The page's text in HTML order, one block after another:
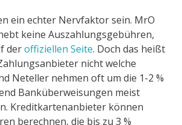
ein echter Nervfaktor sein. MrO
keine Auszahlungsgebühren,
deroffiziellen Seite. Doch das heißt
nicht welche
Neteller nehmen oft um die 1-2 %
Banküberweisungen meist
Kreditkartenanbieter können
berechnen, die bis zu 3 %